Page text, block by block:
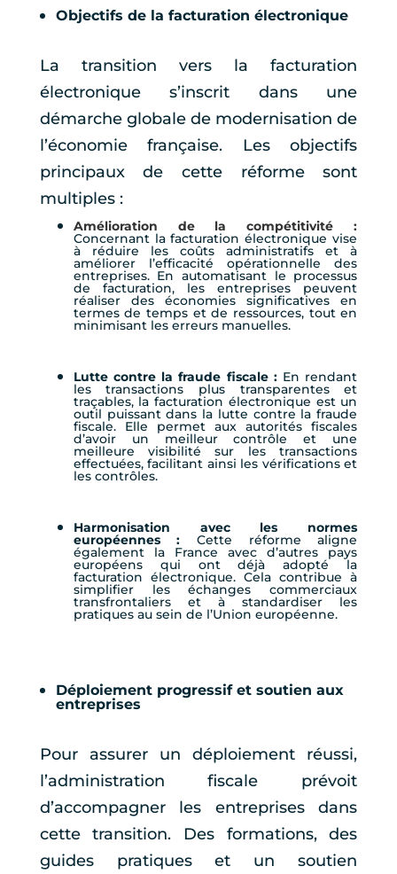
Objectifs de la facturation électronique
La transition vers la facturation
électronique s’inscrit dans une
démarche globale de modernisation de
l’économie française. Les objectifs
principaux de cette réforme sont
multiples :
Amélioration de la compétitivité :
Concernant la facturation électronique vise
à réduire les coûts administratifs et à
améliorer l’efficacité opérationnelle des
entreprises. En automatisant le processus
de facturation, les entreprises peuvent
réaliser des économies significatives en
termes de temps et de ressources, tout en
minimisant les erreurs manuelles.
Lutte contre la fraude fiscale : En rendant
les transactions plus transparentes et
traçables, la facturation électronique est un
outil puissant dans la lutte contre la fraude
fiscale. Elle permet aux autorités fiscales
d’avoir un meilleur contrôle et une
meilleure visibilité sur les transactions
effectuées, facilitant ainsi les vérifications et
les contrôles.
Harmonisation avec les normes
européennes : Cette réforme aligne
également la France avec d’autres pays
européens qui ont déjà adopté la
facturation électronique. Cela contribue à
simplifier les échanges commerciaux
transfrontaliers et à standardiser les
pratiques au sein de l’Union européenne.
Déploiement progressif et soutien aux
entreprises
Pour assurer un déploiement réussi,
l’administration fiscale prévoit
d’accompagner les entreprises dans
cette transition. Des formations, des
guides pratiques et un soutien